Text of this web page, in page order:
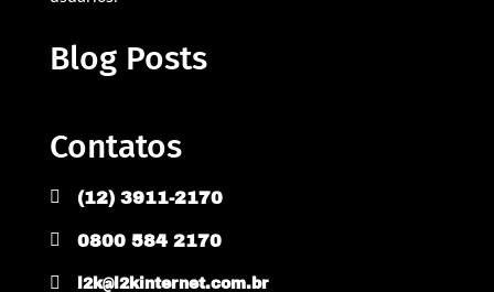
Blog Posts
Contatos
 (12) 3911-2170
 0800 584 2170
 l2k@l2kinternet.com.br